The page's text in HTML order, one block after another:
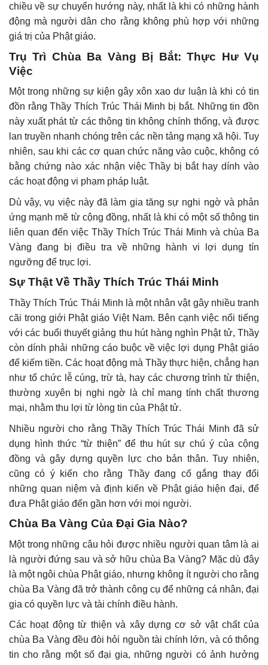
chiều về sự chuyển hướng này, nhất là khi có những hành
động mà người dân cho rằng không phù hợp với những
giá trị của Phật giáo.
Trụ Trì Chùa Ba Vàng Bị Bắt: Thực Hư Vụ
Việc
Một trong những sự kiện gây xôn xao dư luận là khi có tin
đồn rằng Thầy Thích Trúc Thái Minh bị bắt. Những tin đồn
này xuất phát từ các thông tin không chính thống, và được
lan truyền nhanh chóng trên các nền tảng mạng xã hội. Tuy
nhiên, sau khi các cơ quan chức năng vào cuộc, không có
bằng chứng nào xác nhận việc Thầy bị bắt hay dính vào
các hoạt động vi phạm pháp luật.
Dù vậy, vụ việc này đã làm gia tăng sự nghi ngờ và phản
ứng mạnh mẽ từ cộng đồng, nhất là khi có một số thông tin
liên quan đến việc Thầy Thích Trúc Thái Minh và chùa Ba
Vàng đang bị điều tra về những hành vi lợi dụng tín
ngưỡng để trục lợi.
Sự Thật Về Thầy Thích Trúc Thái Minh
Thầy Thích Trúc Thái Minh là một nhân vật gây nhiều tranh
cãi trong giới Phật giáo Việt Nam. Bên cạnh việc nổi tiếng
với các buổi thuyết giảng thu hút hàng nghìn Phật tử, Thầy
còn dính phải những cáo buộc về việc lợi dụng Phật giáo
để kiếm tiền. Các hoạt động mà Thầy thực hiện, chẳng hạn
như tổ chức lễ cúng, trừ tà, hay các chương trình từ thiện,
thường xuyên bị nghi ngờ là chỉ mang tính chất thương
mại, nhằm thu lợi từ lòng tin của Phật tử.
Nhiều người cho rằng Thầy Thích Trúc Thái Minh đã sử
dụng hình thức “từ thiện” để thu hút sự chú ý của cộng
đồng và gây dựng quyền lực cho bản thân. Tuy nhiên,
cũng có ý kiến cho rằng Thầy đang cố gắng thay đổi
những quan niệm và định kiến về Phật giáo hiện đại, để
đưa Phật giáo đến gần hơn với mọi người.
Chùa Ba Vàng Của Đại Gia Nào?
Một trong những câu hỏi được nhiều người quan tâm là ai
là người đứng sau và sở hữu chùa Ba Vàng? Mặc dù đây
là một ngôi chùa Phật giáo, nhưng không ít người cho rằng
chùa Ba Vàng đã trở thành công cụ để những cá nhân, đại
gia có quyền lực và tài chính điều hành.
Các hoạt động từ thiện và xây dựng cơ sở vật chất của
chùa Ba Vàng đều đòi hỏi nguồn tài chính lớn, và có thông
tin cho rằng một số đại gia, những người có ảnh hưởng